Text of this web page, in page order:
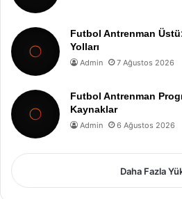
Futbol Antrenman
Yolları
Admin 7 Ağustos 2026
Futbol Antrenman
Kaynaklar
Admin 6 Ağustos 2026
Daha Fazla